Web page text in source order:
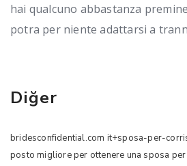
hai qualcuno abbastanza
potra per niente adattarsi a
Diğer
bridesconfidential.com it+sposa-per-
posto migliore per ottenere una sposa